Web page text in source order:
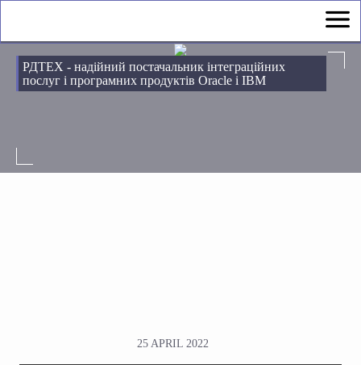
РДТЕХ - надійний постачальник інтеграційних
послуг і програмних продуктів Oracle і IBM
25 APRIL 2022